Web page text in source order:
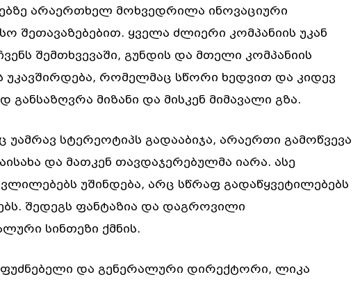
არაერთხელ მოხვედრილა ინოვაციური
შეთავაზებებით. ყველა ძლიერი კომპანიის უკან
შემთხვევაში, გუნდის და მთელი კომპანიის
უკავშირდება, რომელმაც სწორი ხედვით და კიდევ
განსაზღვრა მიზანი და მისკენ მიმავალი გზა.
სტერეოტიპს გადააბიჯა, არაერთი გამოწვევა
და მათკენ თავდაჯერებულმა იარა. ასე
უშინდება, არც სწრაფ გადაწყვეტილებებს
შედეგს ფანტაზია და დაგროვილი
სინთეზი ქმნის.
და გენერალური დირექტორი, ლიკა